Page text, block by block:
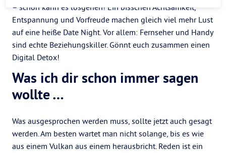
– schon kann es losgehen! Ein bisschen Achtsamkeit,
Entspannung und Vorfreude machen gleich viel mehr Lust
auf eine heiße Date Night. Vor allem: Fernseher und Handy
sind echte Beziehungskiller. Gönnt euch zusammen einen
Digital Detox!
Was ich dir schon immer sagen
wollte …
Was ausgesprochen werden muss, sollte jetzt auch gesagt
werden. Am besten wartet man nicht solange, bis es wie
aus einem Vulkan aus einem herausbricht. Reden ist ein